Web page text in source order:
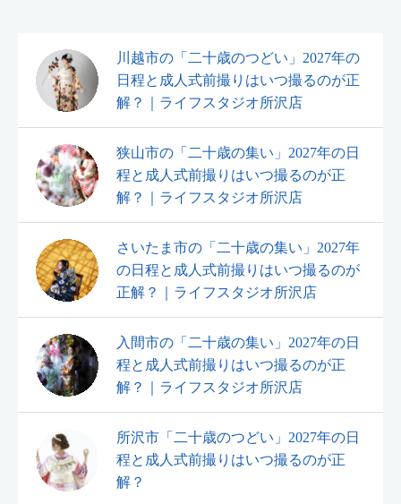
川越市の「二十歳のつどい」2027年の
日程と成人式前撮りはいつ撮るのが正
解？｜ライフスタジオ所沢店
狭山市の「二十歳の集い」2027年の日
程と成人式前撮りはいつ撮るのが正
解？｜ライフスタジオ所沢店
さいたま市の「二十歳の集い」2027年
の日程と成人式前撮りはいつ撮るのが
正解？｜ライフスタジオ所沢店
入間市の「二十歳の集い」2027年の日
程と成人式前撮りはいつ撮るのが正
解？｜ライフスタジオ所沢店
所沢市「二十歳のつどい」2027年の日
程と成人式前撮りはいつ撮るのが正
解？